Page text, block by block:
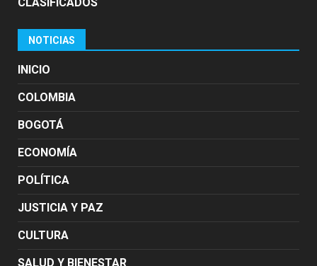
NOTICIAS
INICIO
COLOMBIA
BOGOTÁ
ECONOMÍA
POLÍTICA
JUSTICIA Y PAZ
CULTURA
SALUD Y BIENESTAR